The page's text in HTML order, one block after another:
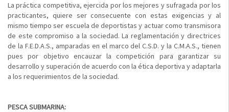
La práctica competitiva, ejercida por los mejores y sufragada por los
practicantes, quiere ser consecuente con estas exigencias y al
mismo tiempo ser escuela de deportistas y actuar como transmisora
de este compromiso a la sociedad. La reglamentación y directrices
de la F.E.D.A.S., amparadas en el marco del C.S.D. y la C.M.A.S., tienen
pues por objetivo encauzar la competición para garantizar su
desarrollo y superación de acuerdo con la ética deportiva y adaptarla
a los requerimientos de la sociedad.
PESCA SUBMARINA: